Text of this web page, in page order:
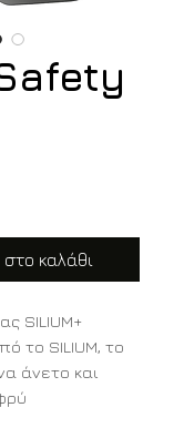
καλάθι
SILIUM+
το SILIUM, το
άνετο και